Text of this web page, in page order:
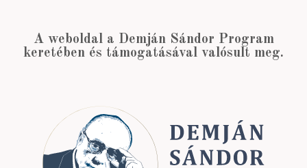
A weboldal a Demján Sándor Program
keretében és támogatásával valósult meg.